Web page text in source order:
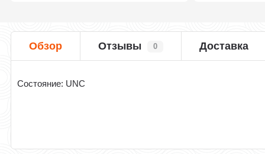
Обзор Отзывы 0 Доставка
Cостояние: UNC